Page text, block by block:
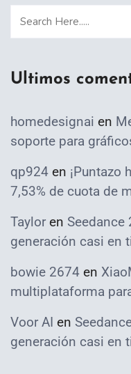
Ultimos
homedesignai en
soporte para
qp924 en ¡Puntazo
7,53% de cuota de
Taylor en Seedance
generación casi en
bowie 2674 en
multiplataforma
Voor AI en
generación casi en